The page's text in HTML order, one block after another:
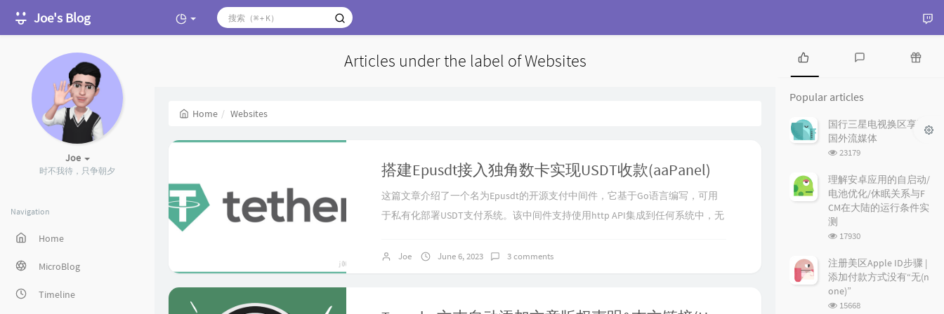
Joe's Blog
Joe
时不我待，只争朝夕
Navigation
Home
MicroBlog
Timeline
Articles under the label of Websites
Home Websites
搭建Epusdt接入独角数卡实现USDT收款(aaPanel)
这篇文章介绍了一个名为Epusdt的开源支付中间件，它基于Go语言编写，可用
于私有化部署USDT支付系统。该中间件支持使用http API集成到任何系统中，无
响应等特点，支持Telegram机器人接入和支付消息通知。文章详细介绍了
Joe June 6, 2023 3 comments
P
p
u
l
a
a
r
t
e
s
t
e
s
t
o
m
m
e
n
s
d
r
t
i
c
s
Popular articles
国行三星电视换区享受
国外流媒体
浏
次
数:
23179
理解安卓应用的自启动/
电池优化/休眠关系与F
CM在大陆的运行条件实
测
浏
次
数:
17930
注册美区Apple ID步骤 |
添加付款方式没有“无(n
one)”
浏
15668